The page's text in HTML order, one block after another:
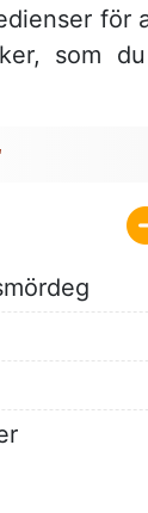
för
som